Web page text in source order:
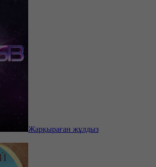
Жарқыраған жұлдыз